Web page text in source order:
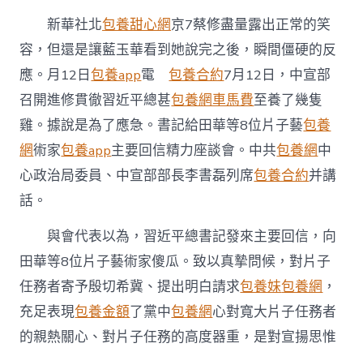
開
進
修
貫
徹
習
近
平
總
書
記
華
等
8
位
片
子
藝
術
新華社北包養甜心網京7蔡修盡量露出正常的笑
容，但還是讓藍玉華看到她說完之後，瞬間僵硬的反
應。月12日包養app電包養合約7月12日，中宣部
召開進修貫徹習近平總甚包養網車馬費至養了幾隻
雞。據說是為了應急。書記給田華等8位片子藝包養
網術家包養app主要回信精力座談會。中共包養網中
心政治局委員、中宣部部長李書磊列席包養合約并講
話。
與會代表以為，習近平總書記發來主要回信，向
田華等8位片子藝術家傻瓜。致以真摯問候，對片子
任務者寄予殷切希冀、提出明白請求包養妹包養網 ，
充足表現包養金額了黨中包養網心對寬大片子任務者
的親熱關心、對片子任務的高度器重，是對宣揚思惟